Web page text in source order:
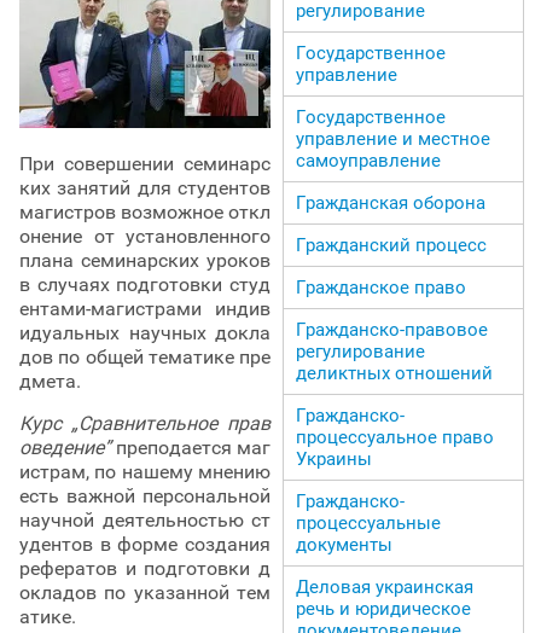
При совершении семинарс
ких занятий для студентов
магистров возможное откл
онение от установленного
плана семинарских уроков
в случаях подготовки студ
ентами-магистрами индив
идуальных научных докла
дов по общей тематике пре
дмета.
Курс „Сравнительное прав
оведение”преподается маг
истрам, по нашему мнению
есть важной персональной
научной деятельностью ст
удентов в форме создания
рефератов и подготовки д
окладов по указанной тем
атике.
регулирование
Государственное
управление
Государственное
управление и местное
самоуправление
Гражданская оборона
Гражданский процесс
Гражданское право
Гражданско-правовое
регулирование
деликтных отношений
Гражданско-
процессуальное право
Украины
Гражданско-
процессуальные
документы
Деловая украинская
речь и юридическое